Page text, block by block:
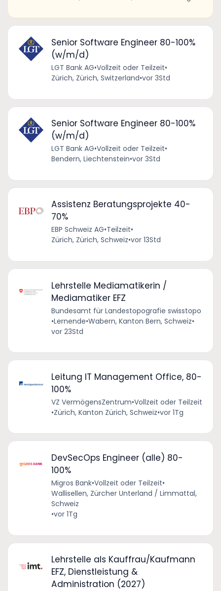
Senior Software Engineer 80-100%
(w/m/d)
LGT Bank AG•Vollzeit oder Teilzeit•
Zürich, Zürich, Switzerland•vor 3Std
Senior Software Engineer 80-100%
(w/m/d)
LGT Bank AG•Vollzeit oder Teilzeit•
Bendern, Liechtenstein•vor 3Std
Assistenz Beratungsprojekte 40-
70%
EBP Schweiz AG•Teilzeit•
Zürich, Zürich, Schweiz•vor 13Std
Lehrstelle Mediamatikerin /
Mediamatiker EFZ
Bundesamt für Landestopografie swisstopo
•Lernende•Wabern, Kanton Bern, Schweiz•
vor 23Std
Leitung IT Management Office, 80-
100%
VZ VermögensZentrum•Vollzeit oder Teilzeit
•Zürich, Kanton Zürich, Schweiz•vor 1Tg
DevSecOps Engineer (alle) 80-
100%
Migros Bank•Vollzeit oder Teilzeit•
Wallisellen, Zürcher Unterland / Limmattal,
Schweiz
•vor 1Tg
Lehrstelle als Kauffrau/Kaufmann
EFZ, Dienstleistung &
Administration (2027)